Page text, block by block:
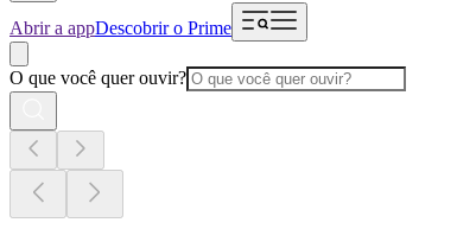
Abrir a appDescobrir o Prime
O que você quer ouvir?